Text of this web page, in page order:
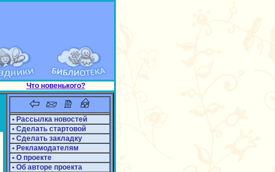
Что новенького?
• Рассылка новостей
• Сделать стартовой
• Сделать закладку
• Рекламодателям
• О проекте
• Об авторе проекта